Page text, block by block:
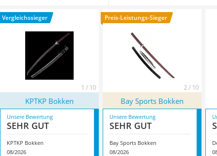
Wanderschuhe Herren
Sicherheitsweste Reiten
Bokken* mit seinen Eigenschaften.
Vergleichssieger
1 / 10
Preis-Leistungs-Sieger
2 / 10
KPTKP Bokken Bay Sports Bokken
Unsere Bewertung
SEHR GUT
KPTKP Bokken
08/2026
Unsere Bewertung
SEHR GUT
Bay Sports Bokken
08/2026